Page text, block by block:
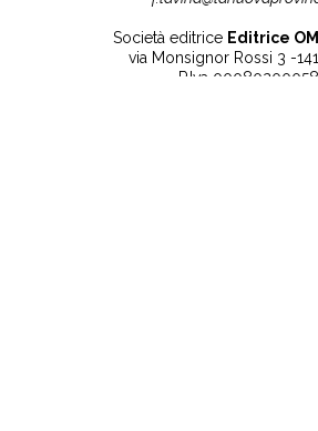
Società editrice Editrice
via Monsignor Rossi 3 -
P.Iva 00080200058